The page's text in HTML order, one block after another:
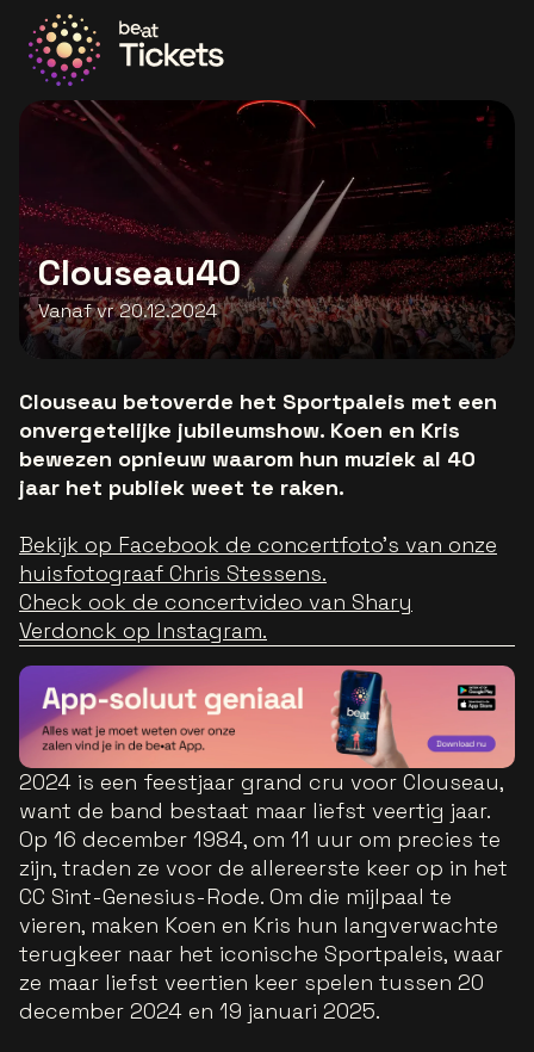
Ga naar de homepage
Clouseau40
Vanaf vr 20.12.2024
Clouseau betoverde het Sportpaleis met een
onvergetelijke jubileumshow. Koen en Kris
bewezen opnieuw waarom hun muziek al 40
jaar het publiek weet te raken.
Bekijk op Facebook de concertfoto's van onze
huisfotograaf Chris Stessens.
Check ook de concertvideo van Shary
Verdonck op Instagram.
2024 is een feestjaar grand cru voor Clouseau,
want de band bestaat maar liefst veertig jaar.
Op 16 december 1984, om 11 uur om precies te
zijn, traden ze voor de allereerste keer op in het
CC Sint-Genesius-Rode. Om die mijlpaal te
vieren, maken Koen en Kris hun langverwachte
terugkeer naar het iconische Sportpaleis, waar
ze maar liefst veertien keer spelen tussen 20
december 2024 en 19 januari 2025.